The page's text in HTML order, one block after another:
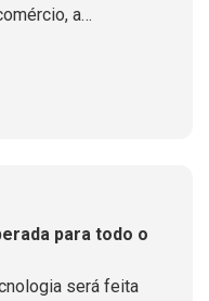
a
para todo o
será feita